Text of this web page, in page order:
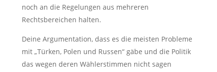
noch an die Regelungen aus mehreren
Rechtsbereichen halten.
Deine Argumentation, dass es die meisten Probleme
mit „Türken, Polen und Russen“ gäbe und die Politik
das wegen deren Wählerstimmen nicht sagen